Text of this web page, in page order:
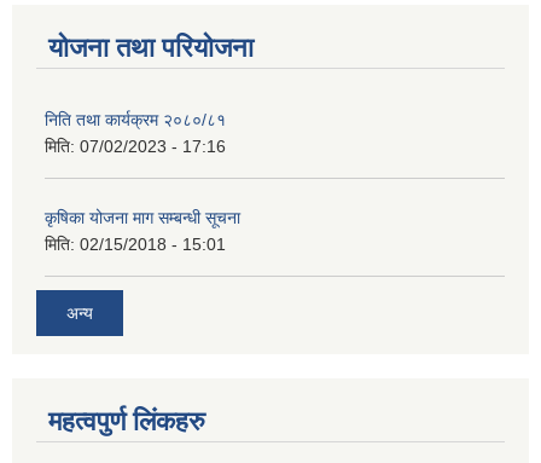
योजना तथा परियोजना
निति तथा कार्यक्रम २०८०/८१
मिति: 07/02/2023 - 17:16
कृषिका योजना माग सम्बन्धी सूचना
मिति: 02/15/2018 - 15:01
अन्य
महत्वपुर्ण लिंकहरु